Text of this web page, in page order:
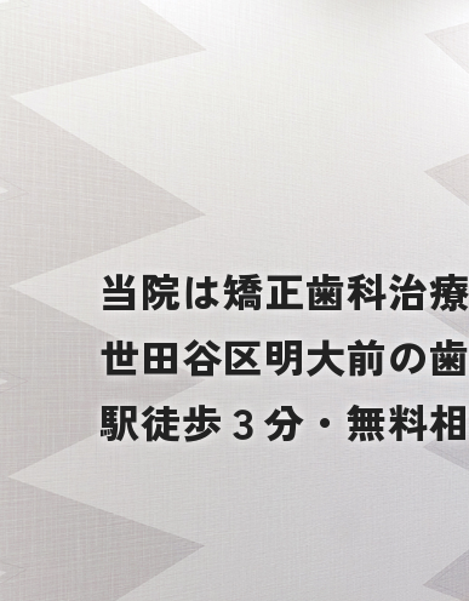
当院は矯正歯科治
世田谷区明大前の
駅徒歩３分・無料